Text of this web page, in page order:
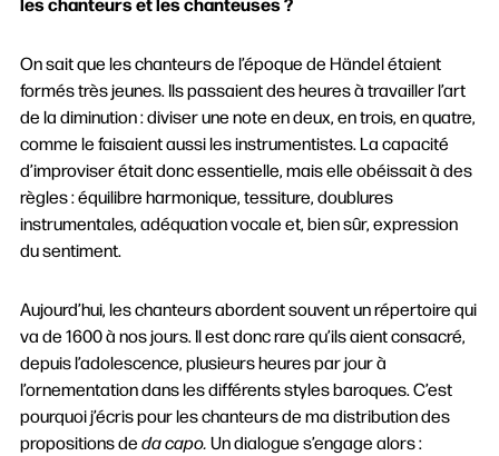
On sait que les chanteurs de l’époque de Händel étaient
formés très jeunes. Ils passaient des heures à travailler l’art
de la diminution : diviser une note en deux, en trois, en quatre,
comme le faisaient aussi les instrumentistes. La capacité
d’improviser était donc essentielle, mais elle obéissait à des
règles : équilibre harmonique, tessiture, doublures
instrumentales, adéquation vocale et, bien sûr, expression
du sentiment.
Aujourd’hui, les chanteurs abordent souvent un répertoire qui
va de 1600 à nos jours. Il est donc rare qu’ils aient consacré,
depuis l’adolescence, plusieurs heures par jour à
l’ornementation dans les différents styles baroques. C’est
pourquoi j’écris pour les chanteurs de ma distribution des
propositions deda capo.Un dialogue s’engage alors :